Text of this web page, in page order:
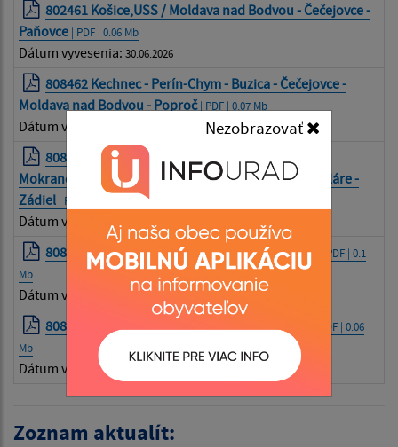
Nezobrazovať
802461 Košice,USS / Moldava nad Bodvou - Čečejovce -
Paňovce | PDF | 0.06 Mb
Dátum vyvesenia: 30.06.2026
808462 Kechnec - Perín-Chym - Buzica - Čečejovce -
Moldava nad Bodvou - Poproč| PDF | 0.07 Mb
Dátum vyvesenia:
808 463 Kechnec - Perín-Chym - V. Ida - Cestice -
Mokrance - Moldava n. B. - Turňa n. B. - Dvorníky-Včeláre -
Zádiel | PDF | 0.07 Mb
Dátum vyvesenia:
808405 Dobšiná-Rožňava-Moldava n/B-Košice
| PDF | 0.1
Mb
Dátum vyvesenia: 30.06.2026
808433 Rožňava-Silická Jablonica/Turňa n/B
| PDF | 0.06
Mb
Dátum vyvesenia:
Zoznam aktualít: